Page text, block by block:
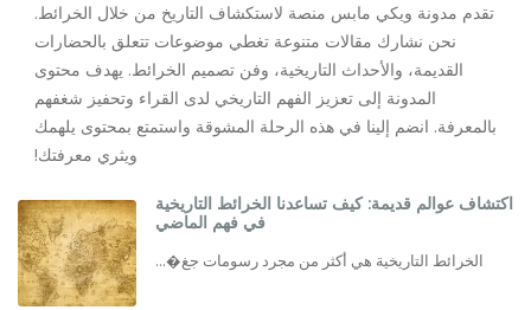
تقدم مدونة ويكي مابس منصة لاستكشاف التاريخ من خلال الخرائط.
نحن نشارك مقالات متنوعة تغطي موضوعات تتعلق بالحضارات
القديمة، والأحداث التاريخية، وفن تصميم الخرائط. يهدف محتوى
المدونة إلى تعزيز الفهم التاريخي لدى القراء وتحفيز شغفهم
بالمعرفة. انضم إلينا في هذه الرحلة المشوقة واستمتع بمحتوى يلهمك
ويثري معرفتك!
اكتشاف عوالم قديمة: كيف تساعدنا الخرائط التاريخية
في فهم الماضي
الخرائط التاريخية هي أكثر من مجرد رسومات جغ�...